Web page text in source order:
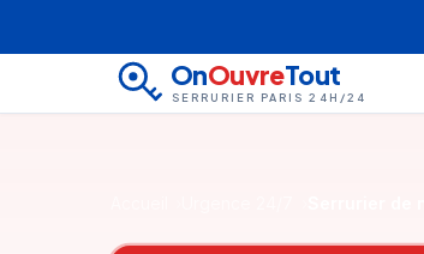
OnOuvreTout
SERRURIER PARIS 24H/24